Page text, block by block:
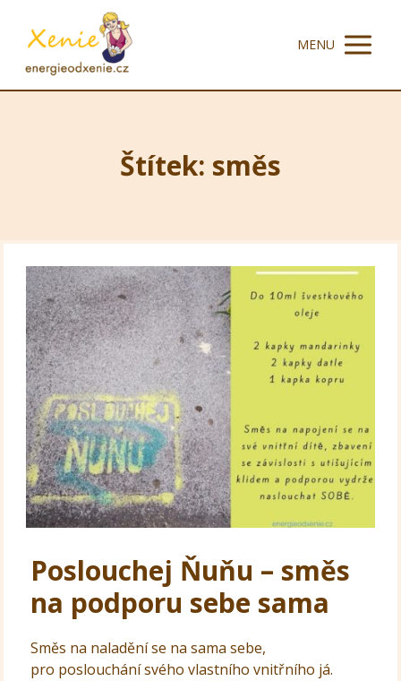
MENU
Štítek: směs
Poslouchej Ňuňu – směs
na podporu sebe sama
Směs na naladění se na sama sebe,
pro poslouchání svého vlastního vnitřního já.